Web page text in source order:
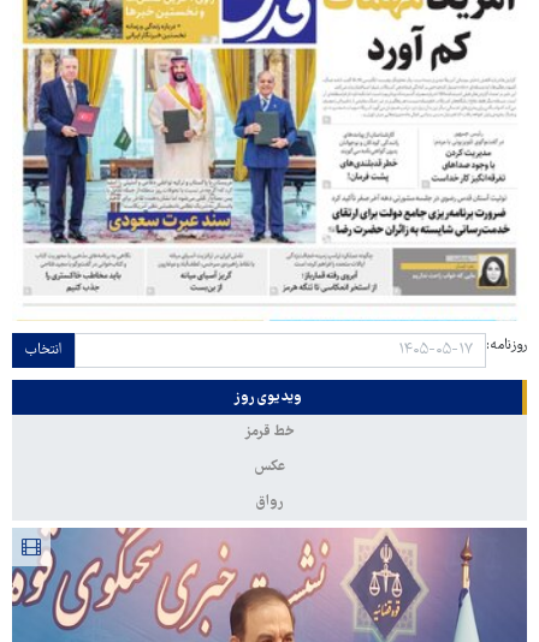
روزنامه: انتخاب
ویدیوی روز
خط قرمز
عکس
رواق